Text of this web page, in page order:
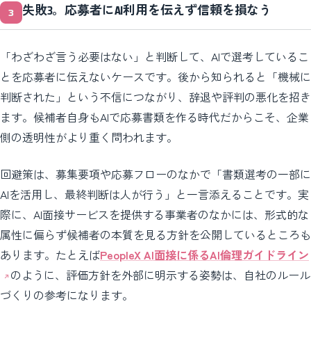
失敗3。応募者にAI利用を伝えず信頼を損なう
「わざわざ言う必要はない」と判断して、AIで選考しているこ
とを応募者に伝えないケースです。後から知られると「機械に
判断された」という不信につながり、辞退や評判の悪化を招き
ます。候補者自身もAIで応募書類を作る時代だからこそ、企業
側の透明性がより重く問われます。
回避策は、募集要項や応募フローのなかで「書類選考の一部に
AIを活用し、最終判断は人が行う」と一言添えることです。実
際に、AI面接サービスを提供する事業者のなかには、形式的な
属性に偏らず候補者の本質を見る方針を公開しているところも
あります。たとえばPeopleX AI面接に係るAI倫理ガイドライン
のように、評価方針を外部に明示する姿勢は、自社のルール
づくりの参考になります。